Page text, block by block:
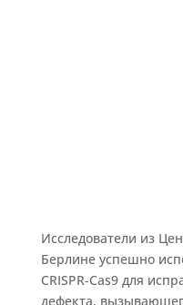
Исследователи из
Берлине успешно
CRISPR-Cas9 для
дефекта,